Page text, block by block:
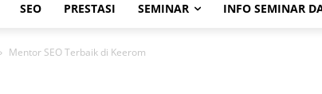
SEO PRESTASI SEMINAR INFO SEMINAR
Mentor SEO Terbaik di Keerom